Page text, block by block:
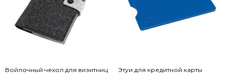
Войлочный чехол для визитниц
Этуи для кредитной карты